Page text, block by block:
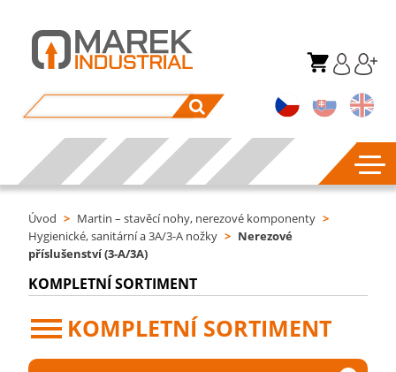
Úvod > Martin – stavěcí nohy, nerezové komponenty >
Hygienické, sanitární a 3A/3-A nožky > Nerezové
příslušenství (3-A/3A)
KOMPLETNÍ SORTIMENT
KOMPLETNÍ SORTIMENT